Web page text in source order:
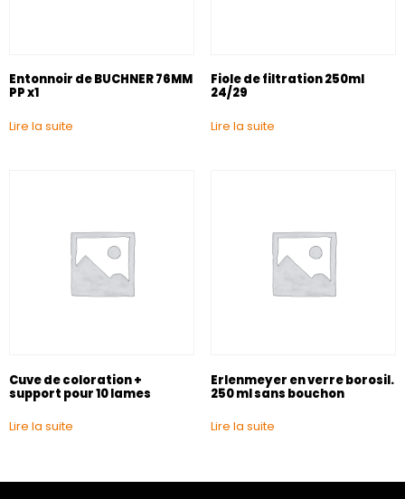
Entonnoir de BUCHNER 76MM
PP x1
Lire la suite
Fiole de filtration 250ml
24/29
Lire la suite
Cuve de coloration +
support pour 10 lames
Lire la suite
Erlenmeyer en verre borosil.
250 ml sans bouchon
Lire la suite